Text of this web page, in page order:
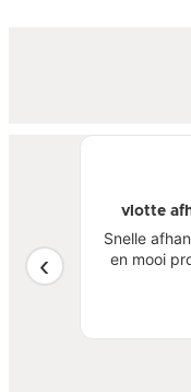
mooi
vlotte
Snelle
en mooi